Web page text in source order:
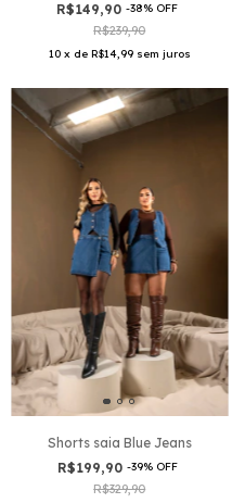
R$149,90-38% OFF
R$239,90
10 x de R$14,99 sem juros
Shorts saia Blue Jeans
R$199,90 -39% OFF
R$329,90